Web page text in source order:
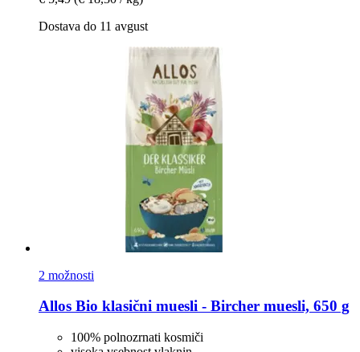
Dostava do 11 avgust
2 možnosti
Allos Bio klasični muesli -​ Bircher muesli, 650 g
100% polnozrnati kosmiči